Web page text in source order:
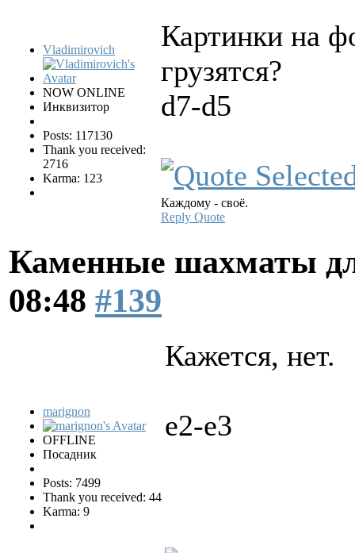
Vladimirovich
NOW ONLINE
Инквизитор
Posts: 117130
Thank you received:
2716
Karma: 123
Картинки на
грузятся?
d7-d5
Каждому - своё.
Reply Quote
Каменные шахматы
08:48 #139
marignon
OFFLINE
Посадник
Posts: 7499
Thank you received: 44
Karma: 9
Кажется, нет.
e2-e3